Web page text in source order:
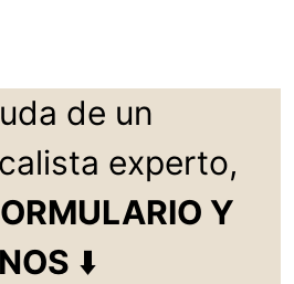
de un
experto,
Y
⬇️